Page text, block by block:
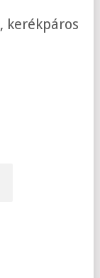
, kerékpáros